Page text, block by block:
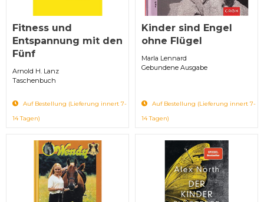
Fitness und
Entspannung mit den
Fünf
Arnold H. Lanz
Taschenbuch
Auf Bestellung (Lieferung innert 7-
14 Tagen)
Kinder sind Engel
ohne Flügel
Marla Lennard
Gebundene Ausgabe
Auf Bestellung (Lieferung innert 7-
14 Tagen)